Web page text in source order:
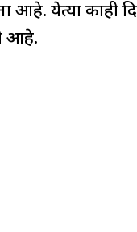
येत्या काही
आहे.